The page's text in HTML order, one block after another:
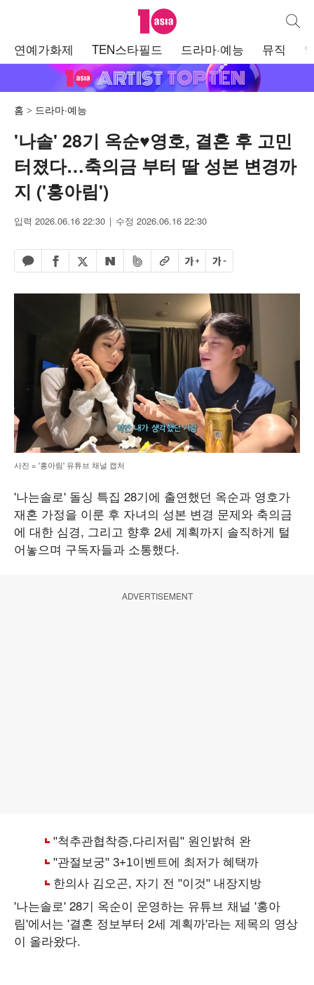
텐아시아 통합
연예가화제 TEN스타필드 드라마·예능 뮤직
홈 드라마·예능
'나솔' 28기 옥순♥영호, 결혼 후 고민
터졌다…축의금 부터 딸 성본 변경까
지 ('홍아림')
입력 2026.06.16 22:30 수정 2026.06.16 22:30
카카오톡 공유하기
페이스북 공유하기
엑스 공유하기
네이버 공유하기
밴드 공유하기
URL복사글자 크게글자 작게
사진 = '홍아림' 유튜브 채널 캡처
'나는솔로' 돌싱 특집 28기에 출연했던 옥순과 영호가
재혼 가정을 이룬 후 자녀의 성본 변경 문제와 축의금
에 대한 심경, 그리고 향후 2세 계획까지 솔직하게 털
어놓으며 구독자들과 소통했다.
ADVERTISEMENT
'나는솔로' 28기 옥순이 운영하는 유튜브 채널 '홍아
림'에서는 '결혼 정보부터 2세 계획까'라는 제목의 영상
이 올라왔다.